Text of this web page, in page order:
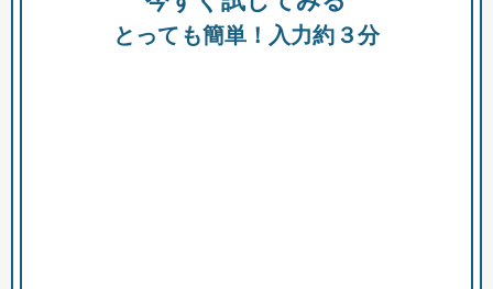
とっても簡単！入力約３分